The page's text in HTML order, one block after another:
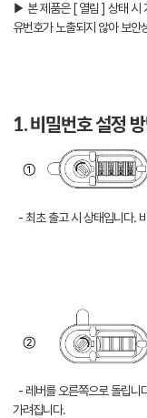
▶ 본 제품은 [ 열림 ] 상태 시
유번호가 노출되지 않아 보안
1. 비밀번호 설정
- 최초 출고 시 상태입니다.
- 레버를 오른쪽으로 돌립니
가려집니다.